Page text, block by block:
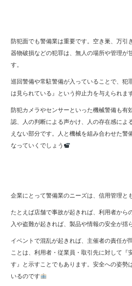
防犯面でも警備業は重要です。空き巣、万引
器物破損などの犯罪は、無人の場所や管理が
す。
巡回警備や常駐警備が入っていることで、犯
は見られている』という抑止力を与えられます
防犯カメラやセンサーといった機械警備も有
認、人の判断による声かけ、人の存在感によ
えない部分です。人と機械を組み合わせた警
なっていくでしょう
企業にとって警備業のニーズは、信用管理と
たとえば店舗で事故が起きれば、利用者から
入や盗難が起きれば、製品や情報の安全が揺
イベントで混乱が起きれば、主催者の責任が
ことは、利用者・従業員・取引先に対して『
す』と示すことでもあります。安全への姿勢
いるのです